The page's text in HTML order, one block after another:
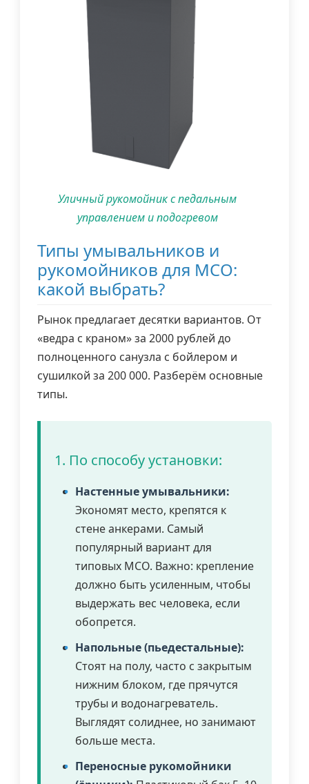
Уличный рукомойник с педальным
управлением и подогревом
Типы умывальников и
рукомойников для МСО:
какой выбрать?
Рынок предлагает десятки вариантов. От
«ведра с краном» за 2000 рублей до
полноценного санузла с бойлером и
сушилкой за 200 000. Разберём основные
типы.
1. По способу установки:
Настенные умывальники:
Экономят место, крепятся к
стене анкерами. Самый
популярный вариант для
типовых МСО. Важно: крепление
должно быть усиленным, чтобы
выдержать вес человека, если
обопрется.
Напольные (пьедестальные):
Стоят на полу, часто с закрытым
нижним блоком, где прячутся
трубы и водонагреватель.
Выглядят солиднее, но занимают
больше места.
Переносные рукомойники